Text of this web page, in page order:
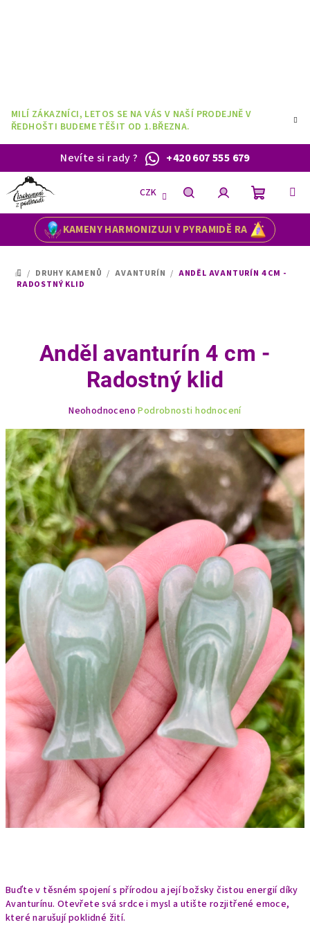
MILÍ ZÁKAZNÍCI, LETOS SE NA VÁS V NAŠÍ PRODEJNĚ V
ŘEDHOŠTI BUDEME TĚŠIT OD 1.BŘEZNA.
Nevíte si rady? +420 607 555 679
KAMENY HARMONIZUJI V PYRAMIDĚ RA
CZK
HledatPřihlášeníNákupní
DOMŮ
/ DRUHY KAMENŮ / AVANTURÍN / ANDĚL AVANTURÍN 4 CM -
RADOSTNÝ KLID
Buďte v těsném spojení s přírodou a její božsky čistou energií díky
Avanturínu. Otevřete svá srdce i mysl a utište rozjitřené emoce,
které narušují poklidné žití.
Anděl avanturín 4 cm -
Radostný klid
produktu
je
0,0
z
5
hvězdiček.
Neohodnoceno Podrobnosti hodnocení